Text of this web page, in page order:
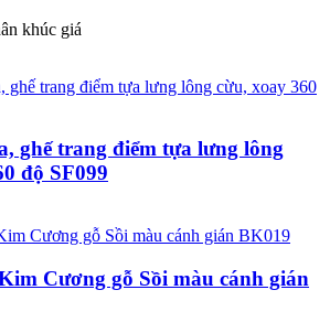
khúc giá
ghế trang điểm tựa lưng lông
độ SF099
Cương gỗ Sồi màu cánh gián